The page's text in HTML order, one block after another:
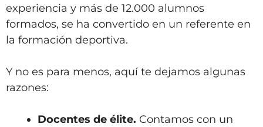
experiencia y más de 12.000 alumnos
formados, se ha convertido en un referente en
la formación deportiva.
Y no es para menos, aquí te dejamos algunas
razones:
Docentes de élite. Contamos con un